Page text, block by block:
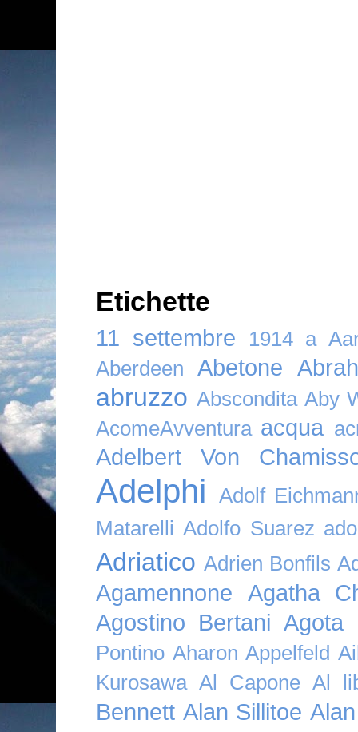
Etichette
11 settembre 1914 a
Aberdeen
Abetone
abruzzo Abscondita Aby
AcomeAvventura acqua
Adelbert Von
Adelphi
Adolf
Matarelli Adolfo Suarez
Adriatico Adrien Bonfils
Agamennone
Agatha
Agostino Bertani Agota
Pontino Aharon Appelfeld
Kurosawa Al Capone Al
Bennett Alan Sillitoe